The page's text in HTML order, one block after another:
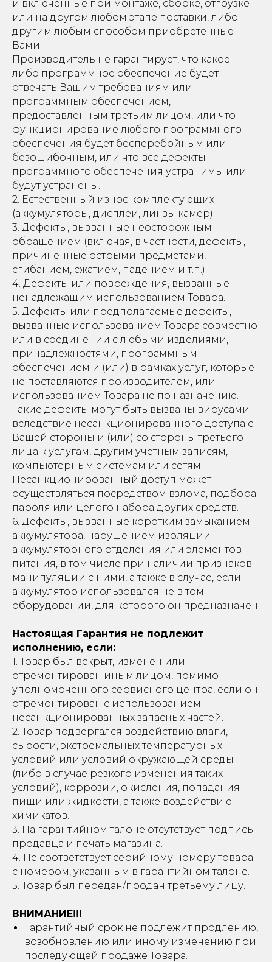
и включенные при монтаже, сборке, отгрузке
или на другом любом этапе поставки, либо
другим любым способом приобретенные
Вами.
Производитель не гарантирует, что какое-
либо программное обеспечение будет
отвечать Вашим требованиям или
программным обеспечением,
предоставленным третьим лицом, или что
функционирование любого программного
обеспечения будет бесперебойным или
безошибочным, или что все дефекты
программного обеспечения устранимы или
будут устранены.
2. Естественный износ комплектующих
(аккумуляторы, дисплеи, линзы камер).
3. Дефекты, вызванные неосторожным
обращением (включая, в частности, дефекты,
причиненные острыми предметами,
сгибанием, сжатием, падением и т.п.)
4. Дефекты или повреждения, вызванные
ненадлежащим использованием Товара.
5. Дефекты или предполагаемые дефекты,
вызванные использованием Товара совместно
или в соединении с любыми изделиями,
принадлежностями, программным
обеспечением и (или) в рамках услуг, которые
не поставляются производителем, или
использованием Товара не по назначению.
Такие дефекты могут быть вызваны вирусами
вследствие несанкционированного доступа с
Вашей стороны и (или) со стороны третьего
лица к услугам, другим учетным записям,
компьютерным системам или сетям.
Несанкционированный доступ может
осуществляться посредством взлома, подбора
пароля или целого набора других средств.
6. Дефекты, вызванные коротким замыканием
аккумулятора, нарушением изоляции
аккумуляторного отделения или элементов
питания, в том числе при наличии признаков
манипуляции с ними, а также в случае, если
аккумулятор использовался не в том
оборудовании, для которого он предназначен.
Настоящая Гарантия не подлежит
исполнению, если:
1. Товар был вскрыт, изменен или
отремонтирован иным лицом, помимо
уполномоченного сервисного центра, если он
отремонтирован с использованием
несанкционированных запасных частей.
2. Товар подвергался воздействию влаги,
сырости, экстремальных температурных
условий или условий окружающей среды
(либо в случае резкого изменения таких
условий), коррозии, окисления, попадания
пищи или жидкости, а также воздействию
химикатов.
3. На гарантийном талоне отсутствует подпись
продавца и печать магазина.
4. Не соответствует серийному номеру товара
с номером, указанным в гарантийном талоне.
5. Товар был передан/продан третьему лицу.
ВНИМАНИЕ!!!
Гарантийный срок не подлежит продлению,
возобновлению или иному изменению при
последующей продаже Товара.